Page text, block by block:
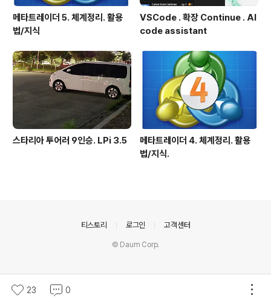
메타트레이더 5. 체계정리. 활용
법/지식
VSCode . 확장 Continue . AI
code assistant
스타리아 투어러 9인승. LPi 3.5
메타트레이더 4. 체계정리. 활용
법/지식.
23 0
티스토리 로그인 고객센터
© Daum Corp.